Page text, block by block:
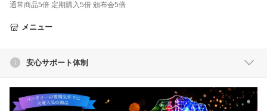
通常商品5倍 定期購入5倍 頒布会5倍
メニュー
安心サポート体制